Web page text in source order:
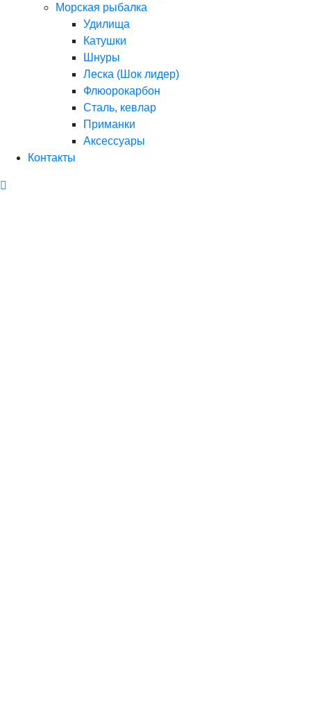
Морская рыбалка
Удилища
Катушки
Шнуры
Леска (Шок лидер)
Флюорокарбон
Сталь, кевлар
Приманки
Аксессуары
Контакты